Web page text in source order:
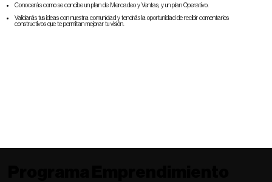
Conocerás como se concibe un plan de Mercadeo y Ventas, y un plan Operativo.
Validarás tus ideas con nuestra comunidad y tendrás la oportunidad de recibir comentarios
constructivos que te permitan mejorar tu visión.